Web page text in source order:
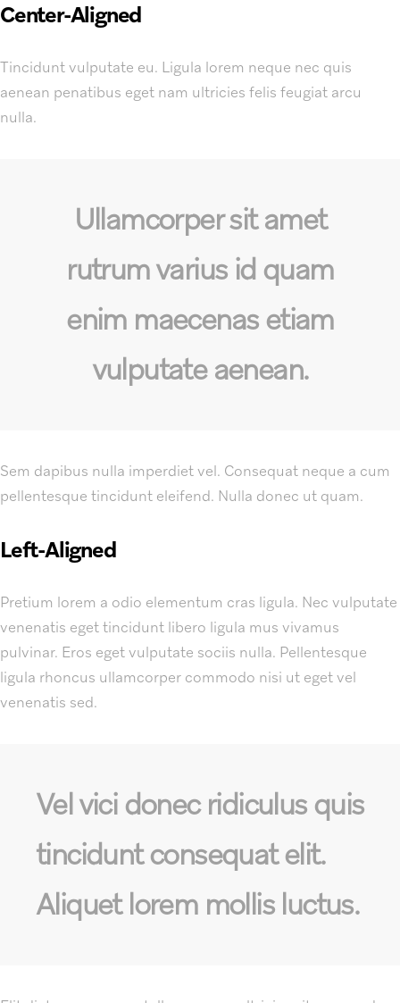
Center-Aligned
Tincidunt vulputate eu. Ligula lorem neque nec quis
aenean penatibus eget nam ultricies felis feugiat arcu
nulla.
Ullamcorper sit amet
rutrum varius id quam
enim maecenas etiam
vulputate aenean.
Sem dapibus nulla imperdiet vel. Consequat neque a cum
pellentesque tincidunt eleifend. Nulla donec ut quam.
Left-Aligned
Pretium lorem a odio elementum cras ligula. Nec vulputate
venenatis eget tincidunt libero ligula mus vivamus
pulvinar. Eros eget vulputate sociis nulla. Pellentesque
ligula rhoncus ullamcorper commodo nisi ut eget vel
venenatis sed.
Vel vici donec ridiculus quis
tincidunt consequat elit.
Aliquet lorem mollis luctus.